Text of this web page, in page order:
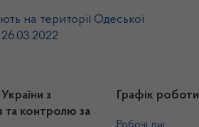
на території Одеської
з
та контролю за
Графік роботи